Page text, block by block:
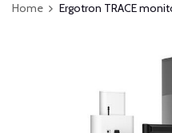
Home Ergotron TRACE